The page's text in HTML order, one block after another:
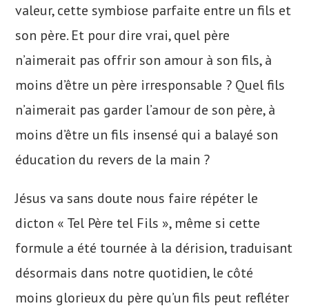
valeur, cette symbiose parfaite entre un fils et
son père. Et pour dire vrai, quel père
n’aimerait pas offrir son amour à son fils, à
moins d’être un père irresponsable ? Quel fils
n’aimerait pas garder l’amour de son père, à
moins d’être un fils insensé qui a balayé son
éducation du revers de la main ?
Jésus va sans doute nous faire répéter le
dicton « Tel Père tel Fils », même si cette
formule a été tournée à la dérision, traduisant
désormais dans notre quotidien, le côté
moins glorieux du père qu’un fils peut refléter